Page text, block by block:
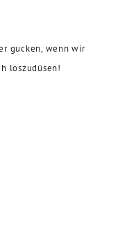
gucken, wenn wir
loszudüsen!